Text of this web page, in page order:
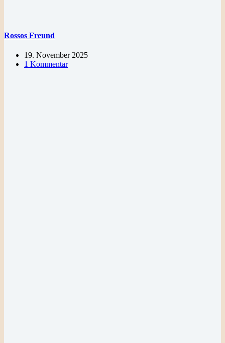
Rossos Freund
19. November 2025
1 Kommentar